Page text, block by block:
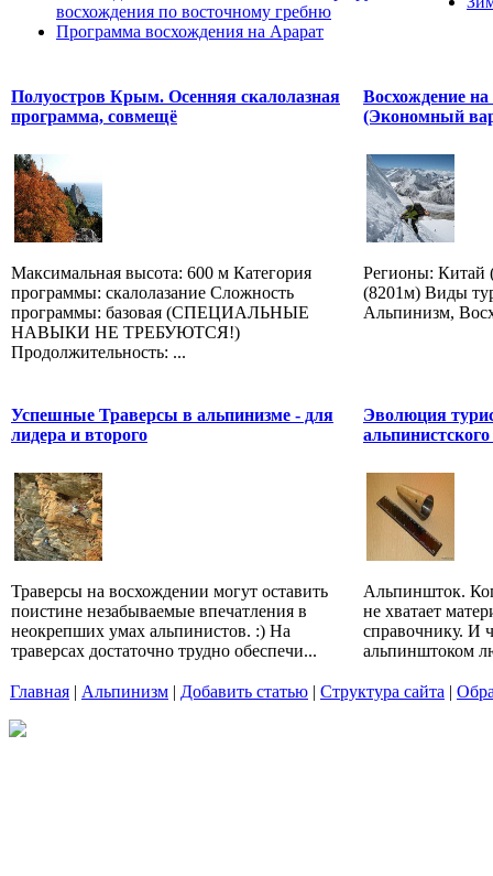
восхождения по восточному гребню
Программа восхождения на Арарат
Полуостров Крым. Осенняя скалолазная
программа, совмещё
Максимальная высота: 600 м Категория
программы: скалолазание Сложность
программы: базовая (СПЕЦИАЛЬНЫЕ
НАВЫКИ НЕ ТРЕБУЮТСЯ!)
Продолжительность: ...
Восхождение
(Экономный
Регионы: Китай
(8201м) Виды
Альпинизм,
Успешные Траверсы в альпинизме - для
лидера и второго
Траверсы на восхождении могут оставить
поистине незабываемые впечатления в
неокрепших умах альпинистов. :) На
траверсах достаточно трудно обеспечи...
Эволюция
Альпиншток.
не хватает
справочнику. И
альпинштоком
Главная | Альпинизм | Добавить статью | Структура сайта |